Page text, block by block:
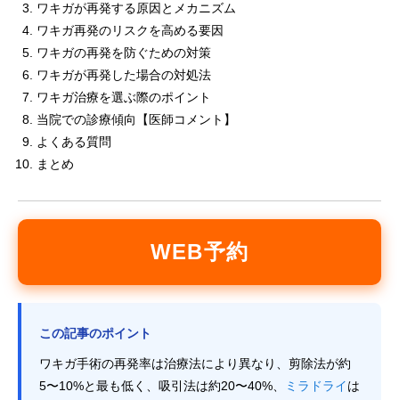
ワキガが再発する原因とメカニズム
ワキガ再発のリスクを高める要因
ワキガの再発を防ぐための対策
ワキガが再発した場合の対処法
ワキガ治療を選ぶ際のポイント
当院での診療傾向【医師コメント】
よくある質問
まとめ
WEB予約
この記事のポイント
ワキガ手術の再発率は治療法により異なり、剪除法が約
5〜10%と最も低く、吸引法は約20〜40%、
ミラドライは